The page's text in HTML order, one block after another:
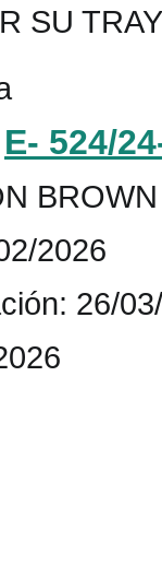
SU
E- 524/
02/2026